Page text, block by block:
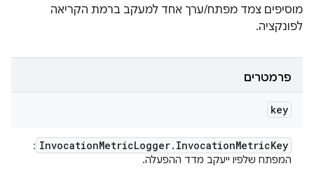
מוסיפים צמד מפתח/ערך אחד למעקב ברמת הקריאה
לפונקציה.
פרמטרים
key
InvocationMetricLogger. InvocationMetricKey
:
המפתח שלפיו ייעקב מדד ההפעלה.